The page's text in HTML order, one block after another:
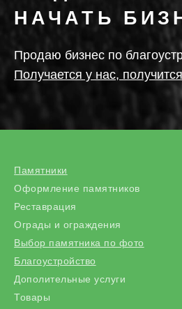
НАЧАТЬ
Продаю бизнес по
Получается у нас,
Памятники
Оформление памятников
Реставрация
Ограды и ограждения
Выбор памятника по фото
Благоустройство
Дополительные услуги
Товары